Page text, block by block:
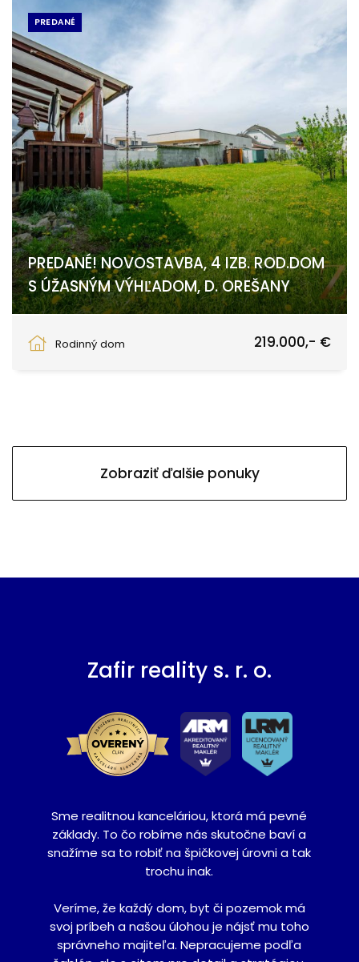
PREDANÉ
PREDANÉ! NOVOSTAVBA, 4 IZB. ROD.DOM
S ÚŽASNÝM VÝHĽADOM, D. OREŠANY
Rodinný dom
219.000,- €
Zobraziť ďalšie ponuky
Zafir reality s. r. o.
Sme realitnou kanceláriou, ktorá má pevné
základy. To čo robíme nás skutočne baví a
snažíme sa to robiť na špičkovej úrovni a tak
trochu inak.
Veríme, že každý dom, byt či pozemok má
svoj príbeh a našou úlohou je nájsť mu toho
správneho majiteľa. Nepracujeme podľa